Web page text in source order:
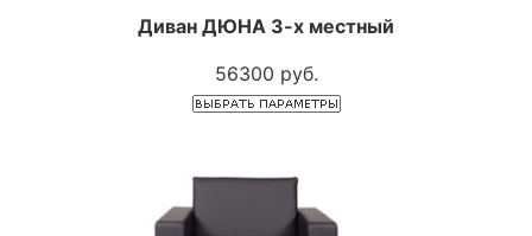
Диван ДЮНА 3-х местный
56300 руб.